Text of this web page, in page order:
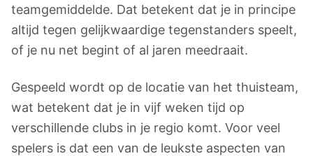
teamgemiddelde. Dat betekent dat je in principe
altijd tegen gelijkwaardige tegenstanders speelt,
of je nu net begint of al jaren meedraait.
Gespeeld wordt op de locatie van het thuisteam,
wat betekent dat je in vijf weken tijd op
verschillende clubs in je regio komt. Voor veel
spelers is dat een van de leukste aspecten van